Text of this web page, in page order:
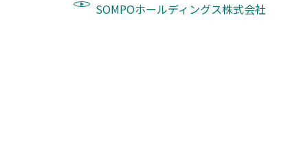
SOMPOホールディングス株式会社